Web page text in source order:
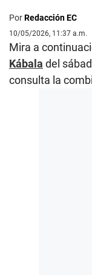
PorRedacción EC
10/05/2026, 11:37 a.m.
Mira a
Kábala del
consulta la